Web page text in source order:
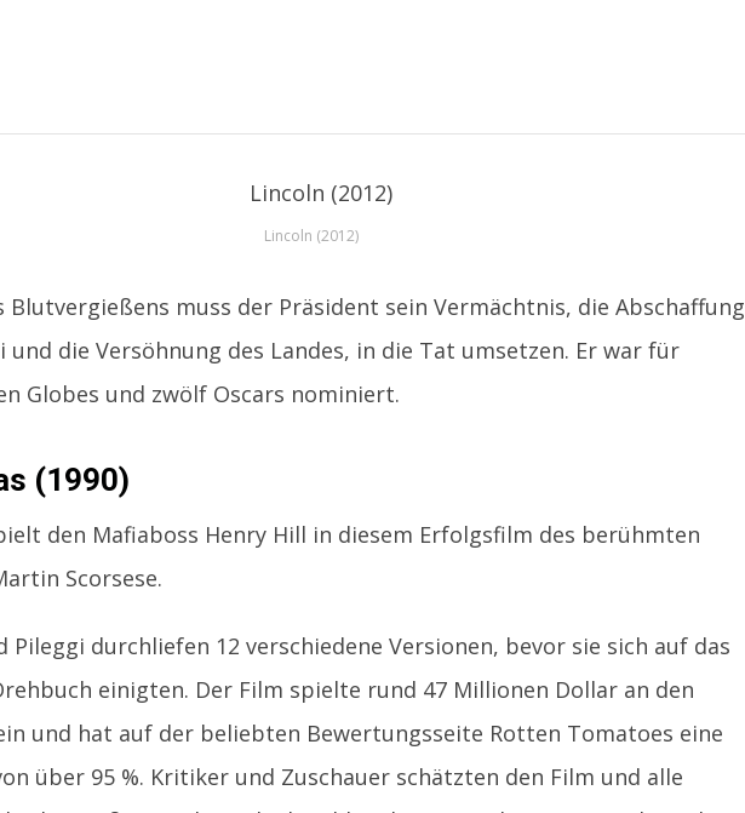
Lincoln (2012)
Blutvergießens muss der Präsident sein Vermächtnis, die Abschaffung
und die Versöhnung des Landes, in die Tat umsetzen. Er war für
Globes und zwölf Oscars nominiert.
(1990)
den Mafiaboss Henry Hill in diesem Erfolgsfilm des berühmten
Scorsese.
Pileggi durchliefen 12 verschiedene Versionen, bevor sie sich auf das
einigten. Der Film spielte rund 47 Millionen Dollar an den
und hat auf der beliebten Bewertungsseite Rotten Tomatoes eine
über 95 %. Kritiker und Zuschauer schätzten den Film und alle